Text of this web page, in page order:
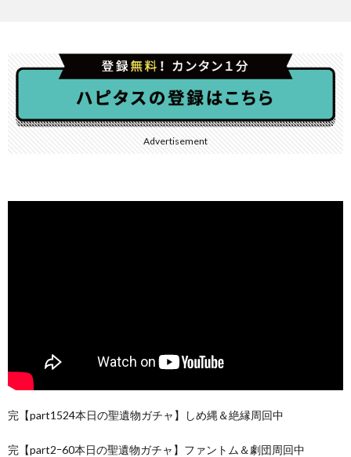
Advertisement
完【part1524本日の聖遺物ガチャ】しめ縄＆絶縁周回中
完【part2ｰ60本日の聖遺物ガチャ】ファントム＆劇団周回中